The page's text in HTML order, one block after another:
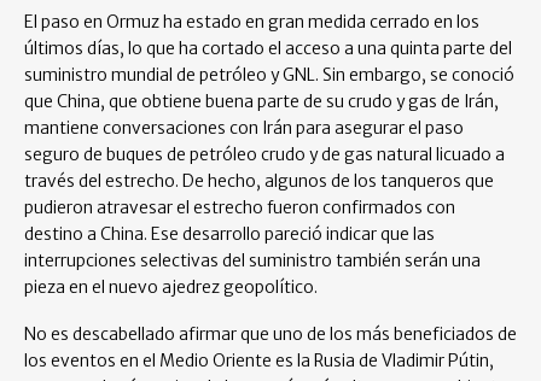
El paso en Ormuz ha estado en gran medida cerrado en los
últimos días, lo que ha cortado el acceso a una quinta parte del
suministro mundial de petróleo y GNL. Sin embargo, se conoció
que China, que obtiene buena parte de su crudo y gas de Irán,
mantiene conversaciones con Irán para asegurar el paso
seguro de buques de petróleo crudo y de gas natural licuado a
través del estrecho. De hecho, algunos de los tanqueros que
pudieron atravesar el estrecho fueron confirmados con
destino a China. Ese desarrollo pareció indicar que las
interrupciones selectivas del suministro también serán una
pieza en el nuevo ajedrez geopolítico.
No es descabellado afirmar que uno de los más beneficiados de
los eventos en el Medio Oriente es la Rusia de Vladimir Pútin,